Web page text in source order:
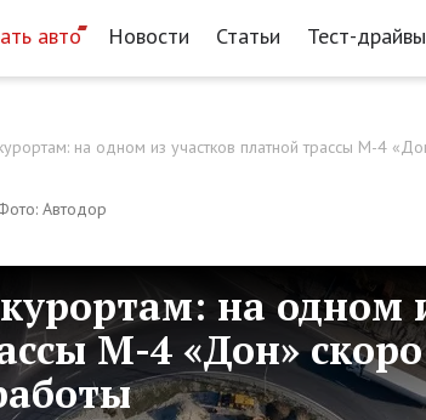
авто Новости Статьи Тест-драйвы
на одном из участков платной трассы М-4
Автодор
на одном
М-4 «Дон»